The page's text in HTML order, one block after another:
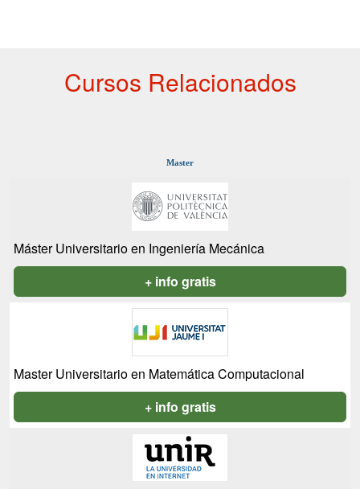
Cursos Relacionados
Master
Máster Universitario en Ingeniería Mecánica
+ info gratis
Master Universitario en Matemática Computacional
+ info gratis